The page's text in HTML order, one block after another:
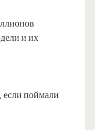
и их
если поймали